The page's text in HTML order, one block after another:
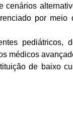
cenários
por meio
pediátricos,
médicos
de baixo